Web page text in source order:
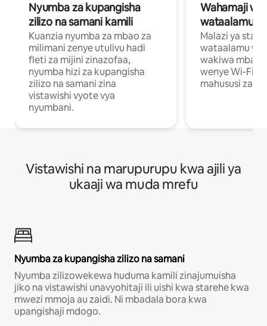
Nyumba za kupangisha
zilizo na samani kamili
Kuanzia nyumba za mbao za
milimani zenye utulivu hadi
fleti za mijini zinazofaa,
nyumba hizi za kupangisha
zilizo na samani zina
vistawishi vyote vya
nyumbani.
Wahamaji
wataalamu
Malazi ya
wataalamu
wakiwa mbali
wenye Wi-Fi
mahususi za
Vistawishi na marupurupu kwa ajili ya
ukaaji wa muda mrefu
Nyumba za kupangisha zilizo na samani
Nyumba zilizowekewa huduma kamili zinajumuisha
jiko na vistawishi unavyohitaji ili uishi kwa starehe kwa
mwezi mmoja au zaidi. Ni mbadala bora kwa
upangishaji mdogo.